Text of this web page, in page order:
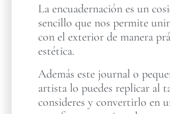
La encuadernación es un
sencillo que nos permite
con el exterior de manera
estética.
Además este journal o
artista lo puedes replicar al
consideres y convertirlo en